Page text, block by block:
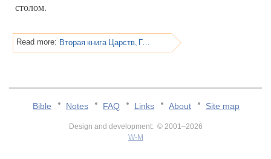
столом.
Read more: Вторая книга Царств, Глава 9
Bible Notes FAQ Links About Site map
Design and development: © 2001–2026
W-M